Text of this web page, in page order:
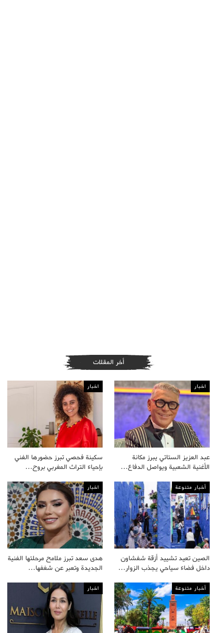
أخر المقلات
اخبار
عبد العزيز الستاتي يبرز مكانة
الأغنية الشعبية ويواصل الدفاع…
اخبار
سكينة فحصي تبرز حضورها الفني
بإحياء التراث المغربي بروح…
أخبار متنوعة
الصين تعيد تشييد أزقة شفشاون
داخل فضاء سياحي يجذب الزوار…
اخبار
هدى سعد تبرز ملامح مرحلتها الفنية
الجديدة وتعبر عن شغفها…
أخبار متنوعة اخبار